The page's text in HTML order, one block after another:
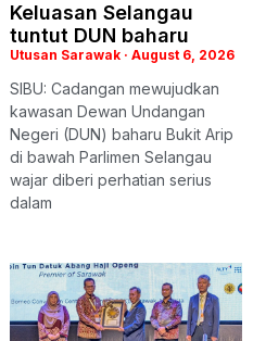
Keluasan Selangau
tuntut DUN baharu
Utusan Sarawak August 6, 2026
SIBU: Cadangan mewujudkan
kawasan Dewan Undangan
Negeri (DUN) baharu Bukit Arip
di bawah Parlimen Selangau
wajar diberi perhatian serius
dalam